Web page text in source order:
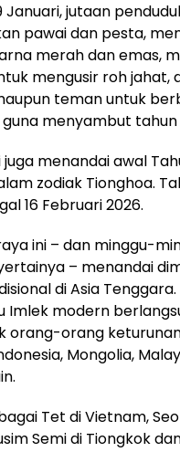
Januari, jutaan
pawai dan pesta,
merah dan emas,
mengusir roh jahat,
teman untuk
menyambut tahun
juga menandai awal
zodiak Tionghoa.
16 Februari 2026.
ini – dan minggu-
– menandai
di Asia
Imlek modern
orang-orang
Mongolia,
Tet di Vietnam,
Semi di Tiongkok